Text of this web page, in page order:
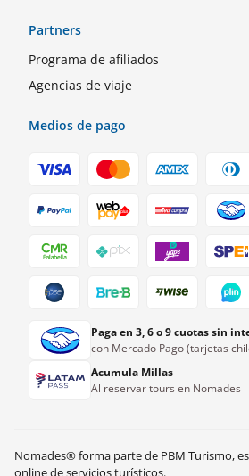
US$120.00
Partners
Programa de afiliados
Agencias de viaje
Medios de pago
Paga en 3, 6 o 9 cuotas sin
con Mercado Pago (tarjetas
Acumula Millas
Al reservar tours en Nomades
Nomades® forma parte de PBM Turismo,
online de servicios turísticos.